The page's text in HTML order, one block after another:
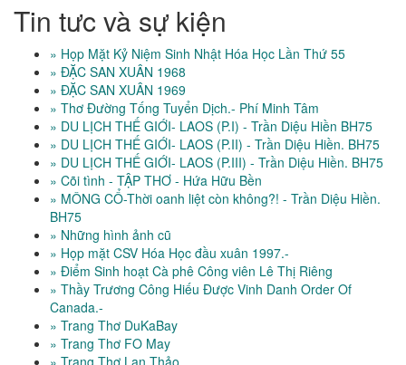
Tin tưc và sự kiện
» Họp Mặt Kỷ Niệm Sinh Nhật Hóa Học Lần Thứ 55
» ĐẶC SAN XUÂN 1968
» ĐẶC SAN XUÂN 1969
» Thơ Đường Tống Tuyển Dịch.- Phí Minh Tâm
» DU LỊCH THẾ GIỚI- LAOS (P.I) - Trần Diệu Hiền BH75
» DU LỊCH THẾ GIỚI- LAOS (P.II) - Trần Diệu Hiền. BH75
» DU LỊCH THẾ GIỚI- LAOS (P.III) - Trần Diệu Hiền. BH75
» Cõi tình - TẬP THƠ - Hứa Hữu Bền
» MÔNG CỔ-Thời oanh liệt còn không?! - Trần Diệu Hiền.
BH75
» Những hình ảnh cũ
» Họp mặt CSV Hóa Học đầu xuân 1997.-
» Điểm Sinh hoạt Cà phê Công viên Lê Thị Riêng
» Thầy Trương Công Hiếu Được Vinh Danh Order Of
Canada.-
» Trang Thơ DuKaBay
» Trang Thơ FO May